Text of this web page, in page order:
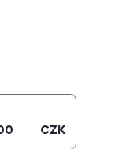
CZK